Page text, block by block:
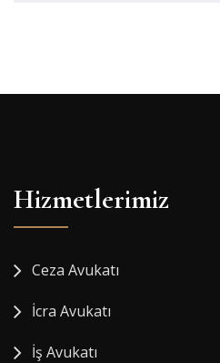
Hizmetlerimiz
Ceza Avukatı
İcra Avukatı
İş Avukatı